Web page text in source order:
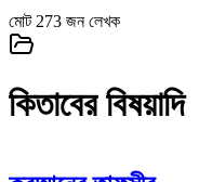
মোট 273 জন লেখক
কিতাবের বিষয়াদি